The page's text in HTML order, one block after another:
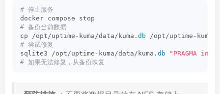
# 停止服务
docker compose stop
# 备份当前数据
cp /opt/uptime-kuma/data/kuma. db /opt/uptime-kuma/
# 尝试修复
sqlite3 /opt/uptime-kuma/data/kuma. db
"PRAGMA
# 如果无法修复，从备份恢复